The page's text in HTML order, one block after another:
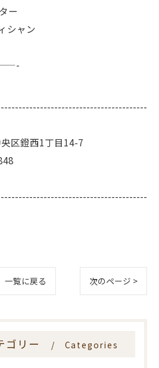
ー
シャン
区鐙西1丁目14-7
一覧に戻る 次のページ >
ゴリー Categories